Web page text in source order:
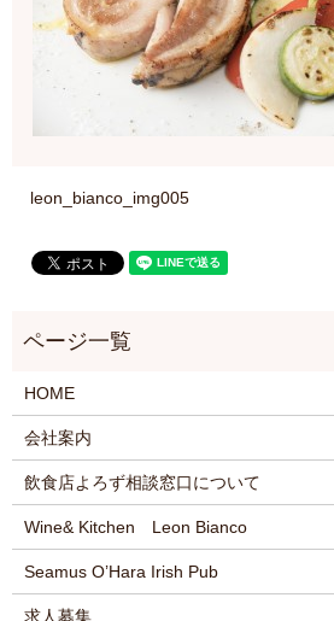
leon_bianco_img005
HOME
会社案内
飲食店よろず相談窓口について
Wine& Kitchen Leon Bianco
Seamus O’Hara Irish Pub
求人募集